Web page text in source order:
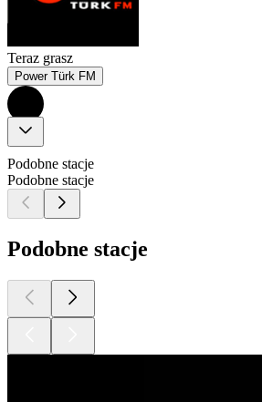
Teraz grasz
Power Türk FM
Podobne stacje
Podobne stacje
Podobne stacje